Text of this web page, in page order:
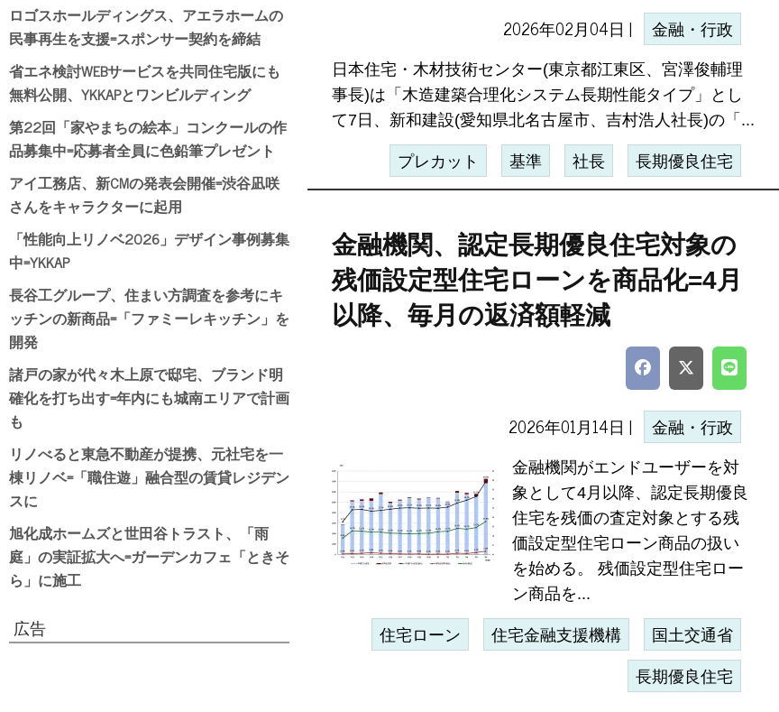
2026年02月04日 | 金融・行政
日本住宅・木材技術センター(東京都江東区、宮澤俊輔理
事長)は「木造建築合理化システム長期性能タイプ」とし
て7日、新和建設(愛知県北名古屋市、吉村浩人社長)の「...
プレカット 基準 社長 長期優良住宅
金融機関、認定長期優良住宅対象の
残価設定型住宅ローンを商品化=4月
以降、毎月の返済額軽減
2026年01月14日 | 金融・行政
金融機関がエンドユーザーを対
象として4月以降、認定長期優良
住宅を残価の査定対象とする残
価設定型住宅ローン商品の扱い
を始める。 残価設定型住宅ロー
ン商品を...
住宅ローン 住宅金融支援機構 国土交通省
長期優良住宅
ロゴスホールディングス、アエラホームの
民事再生を支援=スポンサー契約を締結
省エネ検討WEBサービスを共同住宅版にも
無料公開、YKKAPとワンビルディング
第22回「家やまちの絵本」コンクールの作
品募集中=応募者全員に色鉛筆プレゼント
アイ工務店、新CMの発表会開催=渋谷凪咲
さんをキャラクターに起用
「性能向上リノベ2026」デザイン事例募集
中=YKKAP
長谷工グループ、住まい方調査を参考にキ
ッチンの新商品=「ファミーレキッチン」を
開発
諸戸の家が代々木上原で邸宅、ブランド明
確化を打ち出す=年内にも城南エリアで計画
も
リノべると東急不動産が提携、元社宅を一
棟リノベ=「職住遊」融合型の賃貸レジデン
スに
旭化成ホームズと世田谷トラスト、「雨
庭」の実証拡大へ=ガーデンカフェ「ときそ
ら」に施工
広告